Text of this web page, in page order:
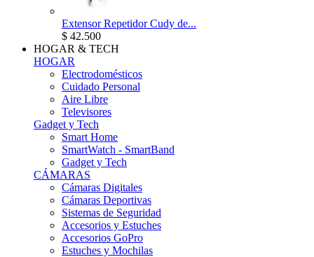
Extensor Repetidor Cudy de...
$ 42.500
HOGAR & TECH
HOGAR
Electrodomésticos
Cuidado Personal
Aire Libre
Televisores
Gadget y Tech
Smart Home
SmartWatch - SmartBand
Gadget y Tech
CÁMARAS
Cámaras Digitales
Cámaras Deportivas
Sistemas de Seguridad
Accesorios y Estuches
Accesorios GoPro
Estuches y Mochilas